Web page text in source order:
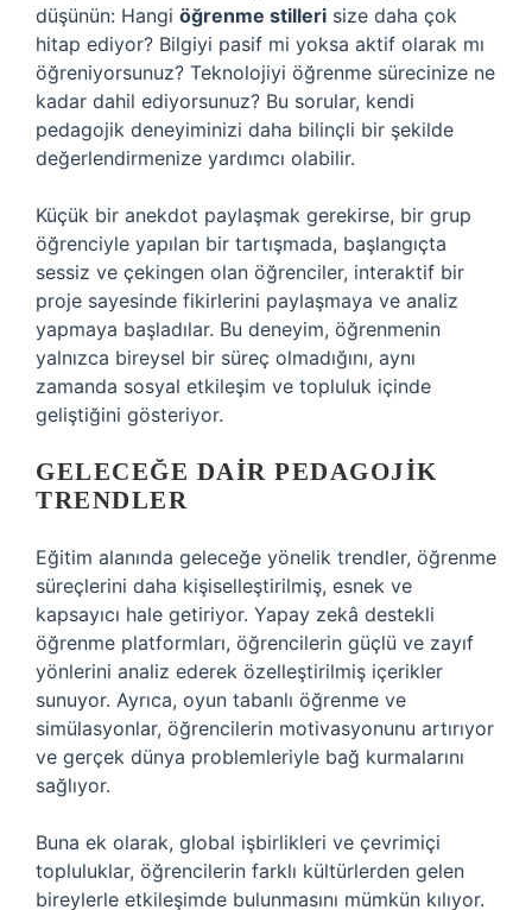
düşünün: Hangi öğrenme stilleri size daha çok
hitap ediyor? Bilgiyi pasif mi yoksa aktif olarak mı
öğreniyorsunuz? Teknolojiyi öğrenme sürecinize ne
kadar dahil ediyorsunuz? Bu sorular, kendi
pedagojik deneyiminizi daha bilinçli bir şekilde
değerlendirmenize yardımcı olabilir.
Küçük bir anekdot paylaşmak gerekirse, bir grup
öğrenciyle yapılan bir tartışmada, başlangıçta
sessiz ve çekingen olan öğrenciler, interaktif bir
proje sayesinde fikirlerini paylaşmaya ve analiz
yapmaya başladılar. Bu deneyim, öğrenmenin
yalnızca bireysel bir süreç olmadığını, aynı
zamanda sosyal etkileşim ve topluluk içinde
geliştiğini gösteriyor.
GELECEĞE DAIR PEDAGOJIK
TRENDLER
Eğitim alanında geleceğe yönelik trendler, öğrenme
süreçlerini daha kişiselleştirilmiş, esnek ve
kapsayıcı hale getiriyor. Yapay zekâ destekli
öğrenme platformları, öğrencilerin güçlü ve zayıf
yönlerini analiz ederek özelleştirilmiş içerikler
sunuyor. Ayrıca, oyun tabanlı öğrenme ve
simülasyonlar, öğrencilerin motivasyonunu artırıyor
ve gerçek dünya problemleriyle bağ kurmalarını
sağlıyor.
Buna ek olarak, global işbirlikleri ve çevrimiçi
topluluklar, öğrencilerin farklı kültürlerden gelen
bireylerle etkileşimde bulunmasını mümkün kılıyor.